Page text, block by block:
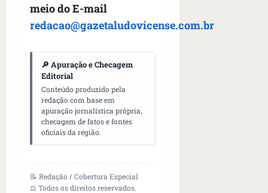
meio do E-mail
redacao@gazetaludovicense.com.br
🔎 Apuração e Checagem
Editorial
Conteúdo produzido pela
redação com base em
apuração jornalística própria,
checagem de fatos e fontes
oficiais da região.
📝 Redação / Cobertura Especial
⚖️ Todos os direitos reservados.